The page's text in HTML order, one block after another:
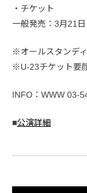
・チケット
一般発売：3月21
※オールスタンデ
※U-23チケット要
INFO：WWW 03-
■公演詳細